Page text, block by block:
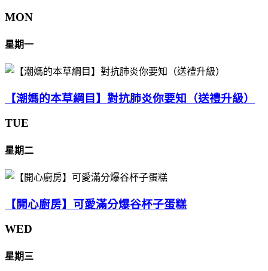
MON
星期一
【潮媽的本草綱目】對抗肺炎你要知（送禮升級）
TUE
星期二
【開心廚房】可愛滿分爆谷杯子蛋糕
WED
星期三